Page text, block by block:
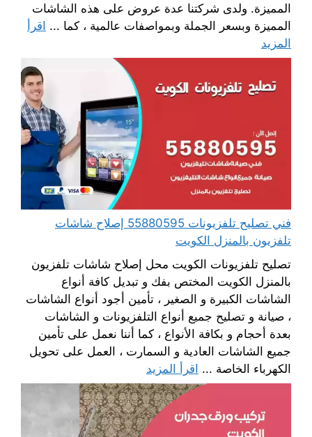
المميزة. ولدى شركتنا عدة عروض على هذه الشاشات
المميزة وبسعر الجملة وبمواصفات عالمية ، كما ... اقرأ
المزيد
فني تصليح تلفزيونات 55880595 إصلاح شاشات
تلفزيون بالمنزل الكويت
تصليح تلفزيونات الكويت محل إصلاح شاشات تلفزيون
بالمنزل الكويت المختص بفك و تبديل كافة أنواع
الشاشات الكبيرة و الصغير ، تأمين أجود أنواع الشاشات
، صيانة و تصليح جميع أنواع التلفزيونات و الشاشات
بعدة أحجام و بكافة الأنواع ، كما أننا نعمل على تأمين
جميع الشاشات العادية و السمارت ، العمل على تحويل
الكهرباء الخاصة ... اقرأ المزيد